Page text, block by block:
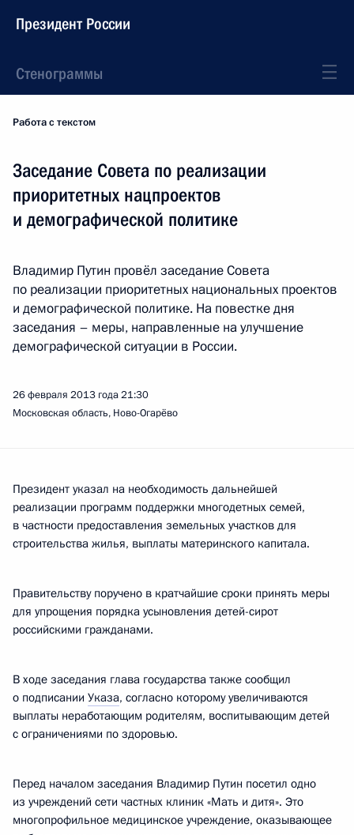
Президент России
Стенограммы
Работа с текстом
Заседание Совета по реализации
приоритетных нацпроектов
и демографической политике
Владимир Путин провёл заседание Совета
по реализации приоритетных национальных проектов
и демографической политике. На повестке дня
заседания – меры, направленные на улучшение
демографической ситуации в России.
26 февраля 2013 года21:30
Московская область, Ново-Огарёво
Президент указал на необходимость дальнейшей
реализации программ поддержки многодетных семей,
в частности предоставления земельных участков для
строительства жилья, выплаты материнского капитала.
Правительству поручено в кратчайшие сроки принять меры
для упрощения порядка усыновления детей-сирот
российскими гражданами.
В ходе заседания глава государства также сообщил
о подписании Указа, согласно которому увеличиваются
выплаты неработающим родителям, воспитывающим детей
с ограничениями по здоровью.
Перед началом заседания Владимир Путин посетил одно
из учреждений сети частных клиник «Мать и дитя». Это
многопрофильное медицинское учреждение, оказывающее